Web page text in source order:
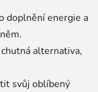
doplnění energie a
chutná alternativa,
svůj oblíbený